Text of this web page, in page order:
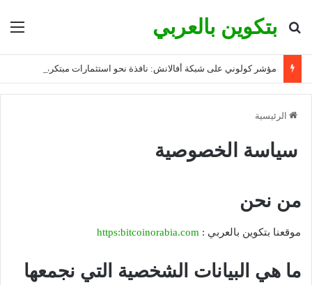
بتكوين بالعربي
بحث عن
مؤشر كولوني على شبكة أفالانش: نافذة نحو استثمارات مبتكرة
الرئيسية
سياسة الخصوصية
من نحن
موقعنا بتكوين بالعربي : https:bitcoinorabia.com
ما هي البيانات الشخصية التي نجمعها